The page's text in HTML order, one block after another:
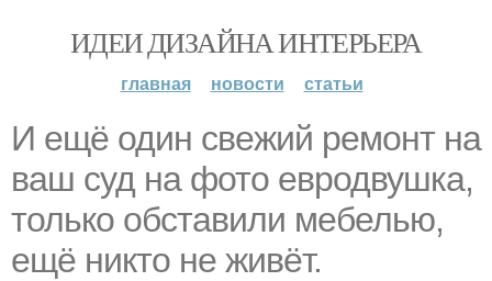
ИДЕИ ДИЗАЙНА ИНТЕРЬЕРА
главная новости статьи
И ещё один свежий ремонт на
ваш суд на фото евродвушка,
только обставили мебелью,
ещё никто не живёт.